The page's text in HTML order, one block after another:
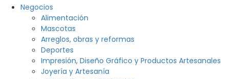
Negocios
Alimentación
Mascotas
Arreglos, obras y reformas
Deportes
Impresión, Diseño Gráfico y Productos Artesanales
Joyería y Artesanía